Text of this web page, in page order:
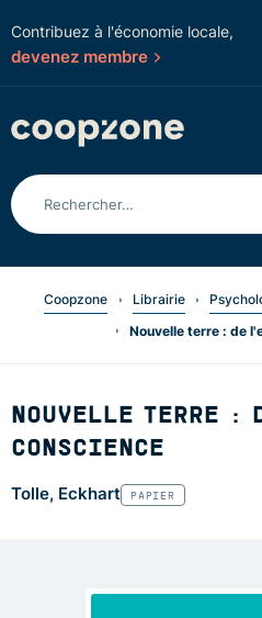
Contribuez à l'économie locale,
devenez membre
Coopzone Librairie
Nouvelle terre : de
NOUVELLE TERRE :
CONSCIENCE
Tolle, Eckhart PAPIER